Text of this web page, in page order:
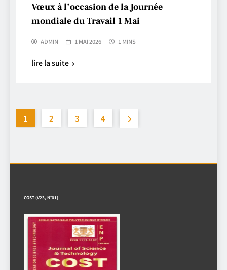
Vœux à l’occasion de la Journée
mondiale du Travail 1 Mai
ADMIN 1 MAI 2026 1 MINS
lire la suite
1 2 3 4
COST (V23, N°01)